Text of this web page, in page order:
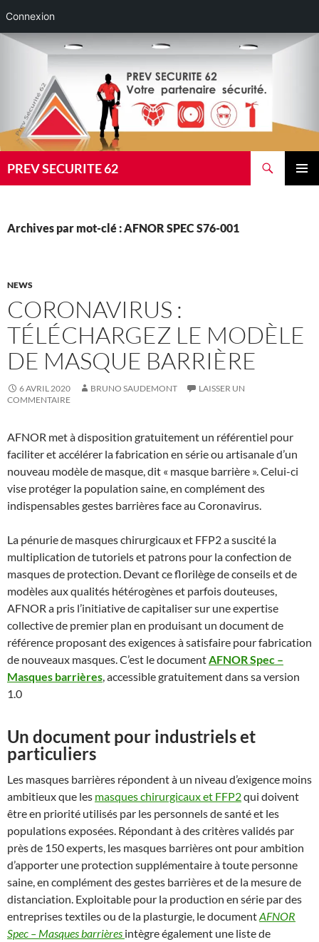
Connexion
Aller
PREV SECURITE 62
Archives par mot-clé : AFNOR SPEC S76-001
NEWS
CORONAVIRUS :
TÉLÉCHARGEZ LE MODÈLE
DE MASQUE BARRIÈRE
6 AVRIL 2020 BRUNO SAUDEMONT
LAISSER UN
COMMENTAIRE
AFNOR met à disposition gratuitement un référentiel pour
faciliter et accélérer la fabrication en série ou artisanale d’un
nouveau modèle de masque, dit « masque barrière ». Celui-ci
vise protéger la population saine, en complément des
indispensables gestes barrières face au Coronavirus.
La pénurie de masques chirurgicaux et FFP2 a suscité la
multiplication de tutoriels et patrons pour la confection de
masques de protection. Devant ce florilège de conseils et de
modèles aux qualités hétérogènes et parfois douteuses,
AFNOR a pris l’initiative de capitaliser sur une expertise
collective de premier plan en produisant un document de
référence proposant des exigences à satisfaire pour fabrication
de nouveaux masques. C’est le document AFNOR Spec –
Masques barrières , accessible gratuitement dans sa version
1.0
Un document pour industriels et
particuliers
Les masques barrières répondent à un niveau d’exigence moins
ambitieux que les masques chirurgicaux et FFP2qui doivent
être en priorité utilisés par les personnels de santé et les
populations exposées. Répondant à des critères validés par
près de 150 experts, les masques barrières ont pour ambition
d’apporter une protection supplémentaire à toute personne
saine, en complément des gestes barrières et de la mesure de
distanciation. Exploitable pour la production en série par des
entreprises textiles ou de la plasturgie, le documentAFNOR
Spec – Masques barrières intègre également une liste de